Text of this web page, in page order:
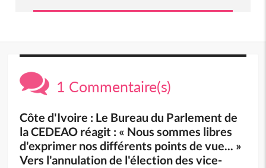
1 Commentaire(s)
Côte d'Ivoire : Le Bureau du Parlement de
la CEDEAO réagit : « Nous sommes libres
d'exprimer nos différents points de vue... »
Vers l'annulation de l'élection des vice-